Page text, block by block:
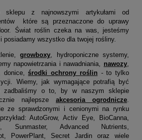
sklepu z najnowszymi artykułami od
które są przeznaczone do uprawy
Świat roślin czeka na was, jesteśmy
posiadamy wszystko dla twojej rośliny.
growboxy, hydroponiczne systemy,
napowietrzania i nawadniania, nawozy,
donice,środki ochrony roślin - to tylko
Wiemy, jak wymagające potrafią być
zadbaliśmy o to, by w naszym sklepie
najlepsze akcesoria ogrodnicze.
ze sprawdzonymi i cenionymi na rynku
AutoGrow, Activ Eye, BioCanna,
Sunmaster, Advanced Nutrients,
PowerPlant, Secret Jardin oraz wiele